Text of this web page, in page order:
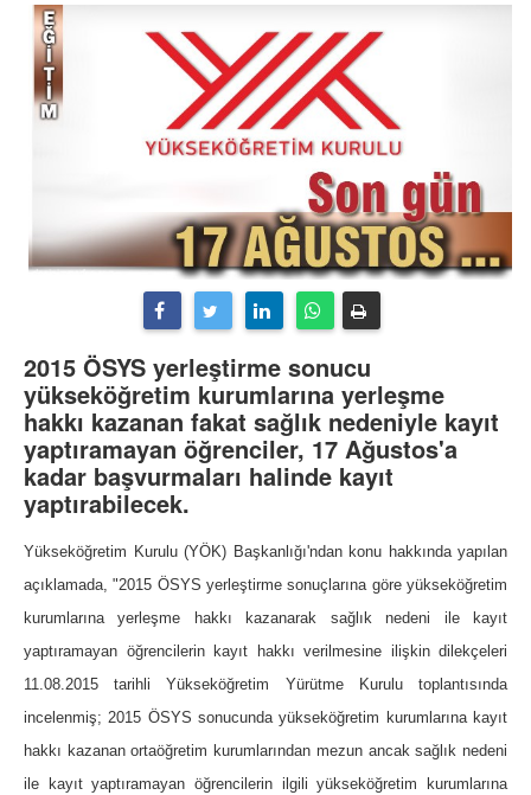
2015 ÖSYS yerleştirme sonucu
yükseköğretim kurumlarına yerleşme
hakkı kazanan fakat sağlık nedeniyle kayıt
yaptıramayan öğrenciler, 17 Ağustos'a
kadar başvurmaları halinde kayıt
yaptırabilecek.
Yükseköğretim Kurulu (YÖK) Başkanlığı'ndan konu hakkında yapılan
açıklamada,"2015 ÖSYS yerleştirme sonuçlarına göre yükseköğretim
kurumlarına yerleşme hakkı kazanarak sağlık nedeni ile kayıt
yaptıramayan öğrencilerin kayıt hakkı verilmesine ilişkin dilekçeleri
11.08.2015 tarihli Yükseköğretim Yürütme Kurulu toplantısında
incelenmiş; 2015 ÖSYS sonucunda yükseköğretim kurumlarına kayıt
hakkı kazanan ortaöğretim kurumlarından mezun ancak sağlık nedeni
ile kayıt yaptıramayan öğrencilerin ilgili yükseköğretim kurumlarına